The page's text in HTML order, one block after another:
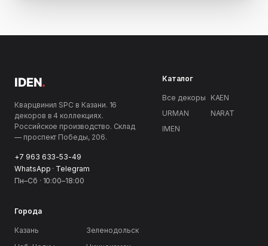
IDEN.
Кварцвинил SPC в Казани. 16
декоров в 4 коллекциях.
Российское производство. Склад
— проспект Победы, 206.
+7 963 633-53-49
WhatsApp · Telegram
Пн–Сб · 10:00–18:00
Каталог
Все декоры
KAEN
URMAN
NARAT
IMEN
Города
Казань
Зеленодольск